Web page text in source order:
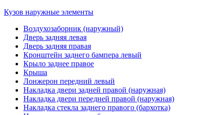
Кузов наружные элементы
Воздухозаборник (наружный)
Дверь задняя левая
Дверь задняя правая
Кронштейн заднего бампера левый
Крыло заднее правое
Крыша
Лонжерон передний левый
Накладка двери задней правой (наружная)
Накладка двери передней правой (наружная)
Накладка стекла заднего правого (бархотка)